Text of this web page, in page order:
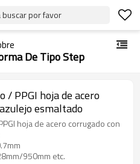
buscar por favor
De Tipo Step
/ PPGI hoja de acero
esmaltado
hoja de acero corrugado con
950mm etc.